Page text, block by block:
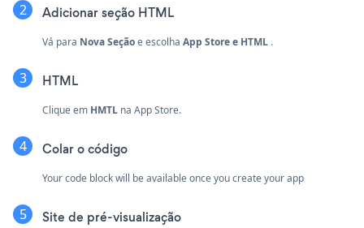
Adicionar seção HTML
Vá para Nova Seçãoe escolha App Store e HTML .
HTML
Clique em HMTL na App Store.
Colar o código
Your code block will be available once you create your app
Site de pré-visualização